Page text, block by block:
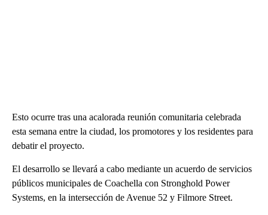
Esto ocurre tras una acalorada reunión comunitaria celebrada
esta semana entre la ciudad, los promotores y los residentes para
debatir el proyecto.
El desarrollo se llevará a cabo mediante un acuerdo de servicios
públicos municipales de Coachella con Stronghold Power
Systems, en la intersección de Avenue 52 y Filmore Street.